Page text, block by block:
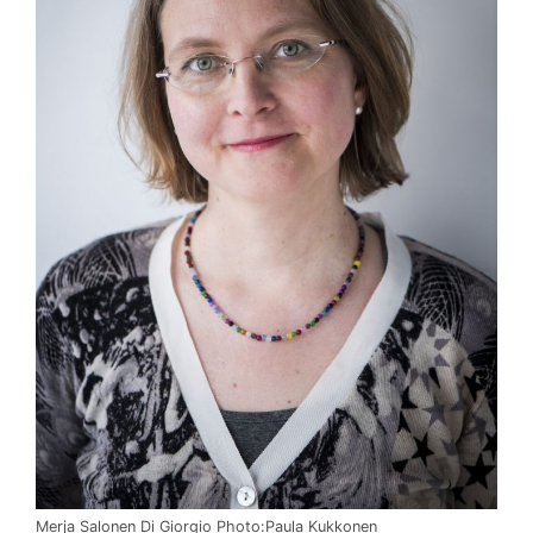
Merja Salonen Di Giorgio Photo:Paula Kukkonen